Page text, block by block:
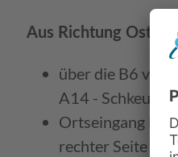
Aus Richtung Ost
über die B6 von
A14 -
Ortseingang
rechter Seite